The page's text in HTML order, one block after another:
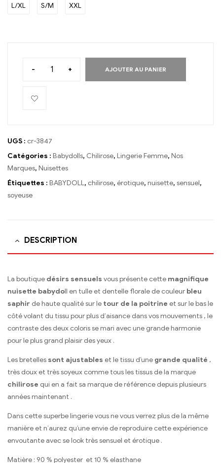
L/XL S/M XXL
- + AJOUTER AU PANIER
UGS : cr-3847
Catégories : Babydolls, Chilirose, Lingerie Femme, Nos
Marques, Nuisettes
Étiquettes : BABYDOLL, chilirose, érotique, nuisette, sensuel,
soyeuse
DESCRIPTION
La boutique désirs sensuels vous présente cette magnifique
nuisette babydoll en tulle et dentelle florale de couleur bleu
saphir de haute qualité sur le tour de la poitrine et sur le bas le
côté volant du tissu pour plus d’aisance dans vos mouvements , le
contraste des deux coloris se mari avec une grande harmonie
pour le plus grand plaisir des yeux .
Les bretelles sont ajustables et le tissu d’une grande qualité ,
très doux et très soyeux comme tous les tissus de la marque
chilirose qui en a fait sa marque de référence depuis plusieurs
années maintenant .
Dans cette superbe lingerie vous ne vous verrez plus de la même
manière et n’aurez qu’une envie de reproduire cette expérience
envoutante avec se look très sensuel et érotique .
Matière : 90 % polyester et 10 % elasthane